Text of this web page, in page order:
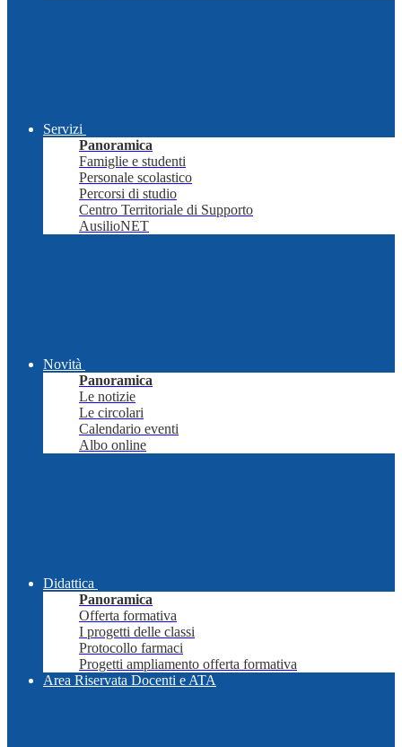
Servizi
Panoramica
Famiglie e studenti
Personale scolastico
Percorsi di studio
Centro Territoriale di Supporto
AusilioNET
Novità
Panoramica
Le notizie
Le circolari
Calendario eventi
Albo online
Didattica
Panoramica
Offerta formativa
I progetti delle classi
Protocollo farmaci
Progetti ampliamento offerta formativa
Area Riservata Docenti e ATA